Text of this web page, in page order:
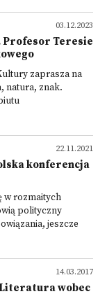
03.12.2023
Profesor Teresie
zaprasza na
natura, znak.
22.11.2021
konferencja
w rozmaitych
polityczny
jeszcze
14.03.2017
wobec